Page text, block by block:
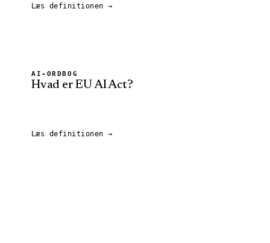
Læs definitionen →
AI-ORDBOG
Hvad erEU AI Act?
Læs definitionen →